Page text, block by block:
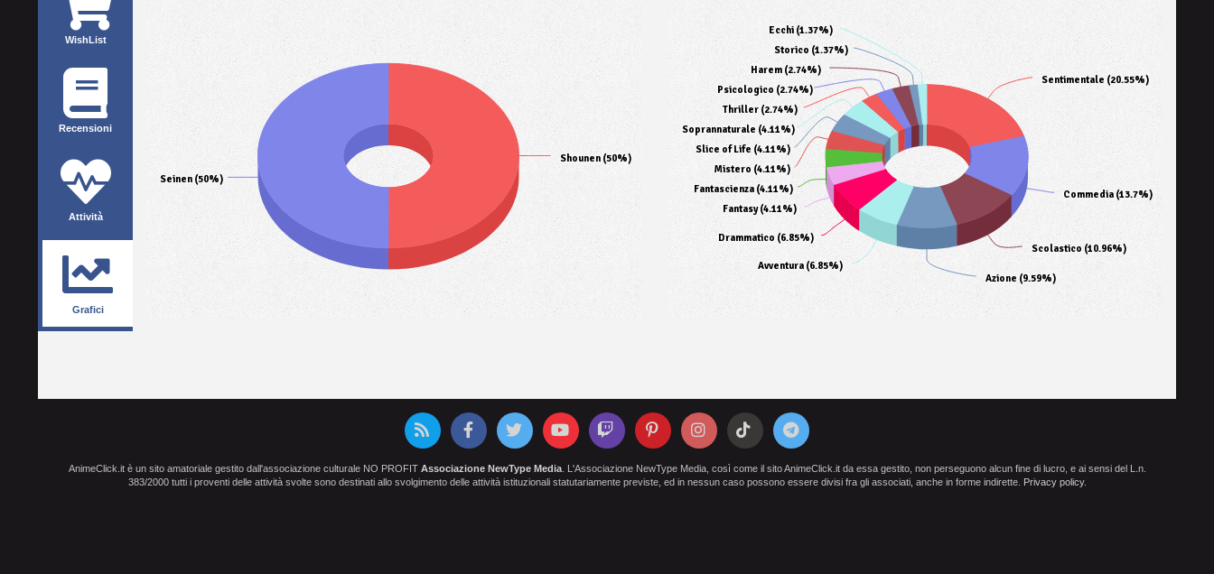
WishList
Recensioni
Attività
Grafici
Shounen (50%)
Seinen (50%)
Sentimentale (20.55%)
Commedia (13.7%)
Scolastico (10.96%)
Azione (9.59%)
Avventura (6.85%)
Drammatico (6.85%)
Fantasy (4.11%)
Fantascienza (4.11%)
Mistero (4.11%)
Slice of Life (4.11%)
Soprannaturale (4.11%)
Thriller (2.74%)
Psicologico (2.74%)
Harem (2.74%)
Storico (1.37%)
Ecchi (1.37%)
AnimeClick.it è un sito amatoriale gestito dall'associazione culturale NO PROFIT Associazione NewType Media. L'Associazione NewType Media, così come il sito AnimeClick.it da essa gestito, non perseguono alcun fine di lucro, e ai sensi del L.n.
383/2000 tutti i proventi delle attività svolte sono destinati allo svolgimento delle attività istituzionali statutariamente previste, ed in nessun caso possono essere divisi fra gli associati, anche in forme indirette. Privacy policy.